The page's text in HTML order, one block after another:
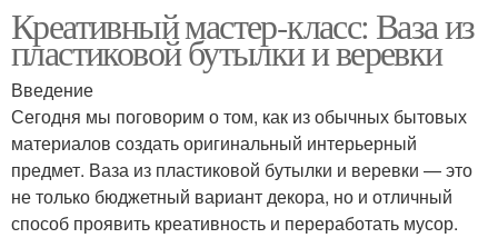
Креативный мастер-класс: Ваза из
пластиковой бутылки и веревки
Введение
Сегодня мы поговорим о том, как из обычных бытовых
материалов создать оригинальный интерьерный
предмет. Ваза из пластиковой бутылки и веревки — это
не только бюджетный вариант декора, но и отличный
способ проявить креативность и переработать мусор.